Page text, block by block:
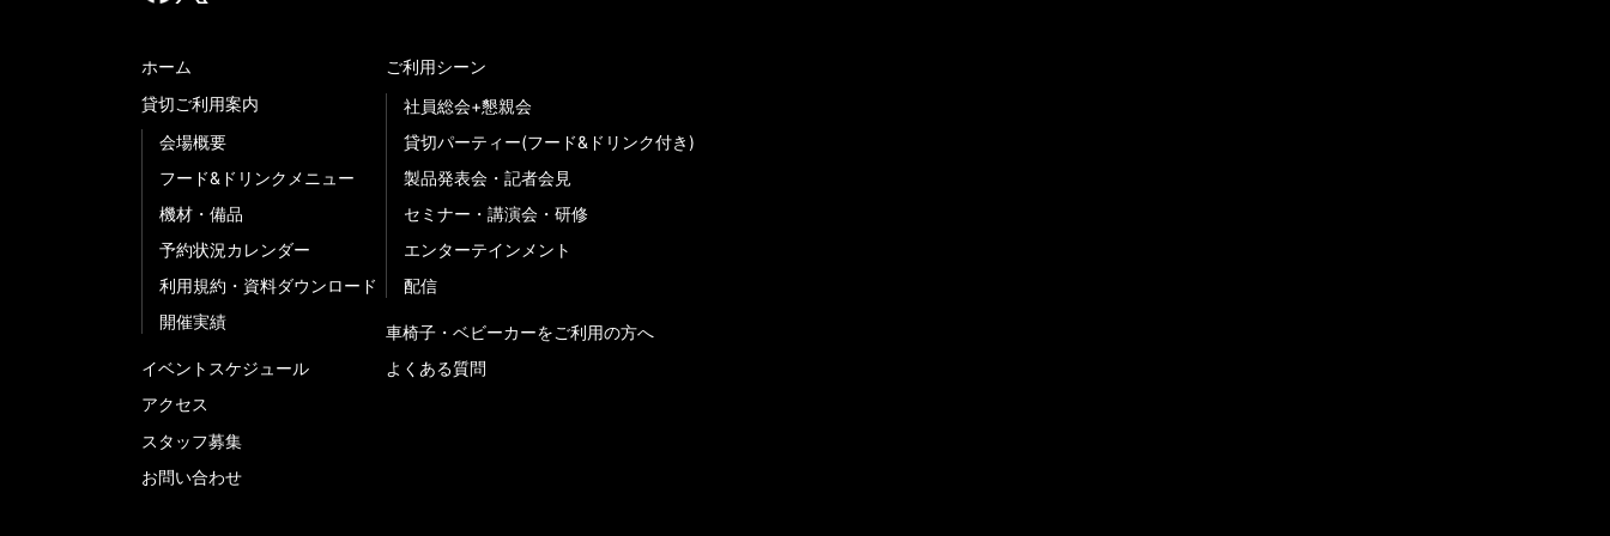
ホーム
貸切ご利用案内
会場概要
フード&ドリンクメニュー
機材・備品
予約状況カレンダー
利用規約・資料ダウンロード
開催実績
イベントスケジュール
アクセス
スタッフ募集
お問い合わせ
ご利用シーン
社員総会+懇親会
貸切パーティー(フード&ドリンク付き)
製品発表会・記者会見
セミナー・講演会・研修
エンターテインメント
配信
車椅子・ベビーカーをご利用の方へ
よくある質問